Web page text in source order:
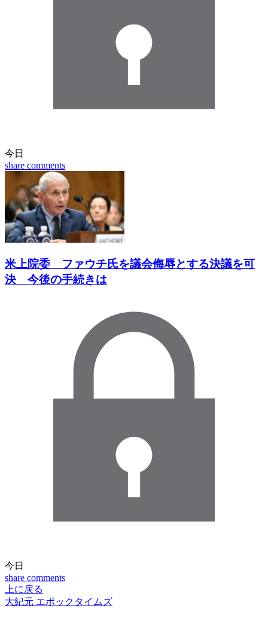
今日
share comments
米上院委 ファウチ氏を議会侮辱とする決議を可
決 今後の手続きは
今日
share comments
上に戻る
大紀元 エポックタイムズ